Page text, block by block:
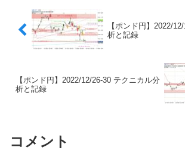
【ポンド円】2022/
析と記録
【ポンド円】2022/12/26-30 テクニカル分
析と記録
コメント